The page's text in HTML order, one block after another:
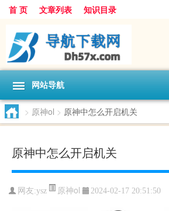
首 页 文章列表 知识目录
网站导航
> 原神ol > 原神中怎么开启机关
原神中怎么开启机关
网友:ysz 原神ol 2024-02-17 20:51:50